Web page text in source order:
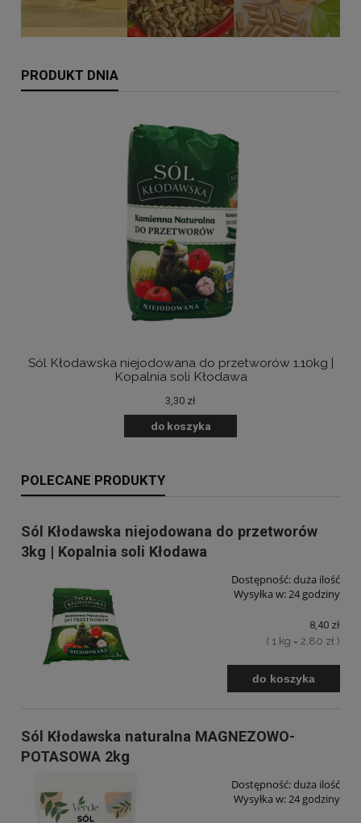
PRODUKT DNIA
Sól Kłodawska niejodowana do przetworów 1.10kg |
Kopalnia soli Kłodawa
3,30 zł
do koszyka
POLECANE PRODUKTY
Sól Kłodawska niejodowana do przetworów
3kg | Kopalnia soli Kłodawa
Dostępność:duża ilość
Wysyłka w:24 godziny
8,40 zł
( 1 kg = 2,80 zł )
do koszyka
Sól Kłodawska naturalna MAGNEZOWO-
POTASOWA 2kg
Dostępność:duża ilość
Wysyłka w:24 godziny